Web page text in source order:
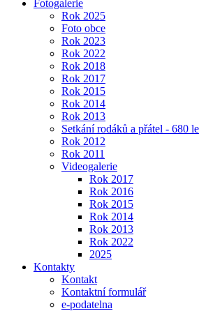
Fotogalerie
Rok 2025
Foto obce
Rok 2023
Rok 2022
Rok 2018
Rok 2017
Rok 2015
Rok 2014
Rok 2013
Setkání rodáků a přátel - 680
Rok 2012
Rok 2011
Videogalerie
Rok 2017
Rok 2016
Rok 2015
Rok 2014
Rok 2013
Rok 2022
2025
Kontakty
Kontakt
Kontaktní formulář
e-podatelna